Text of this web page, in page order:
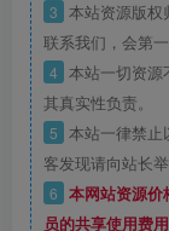
3 本站资源版权
联系我们，会第一
4 本站一切资源
其真实性负责。
5 本站一律禁止
客发现请向站长
6 本网站资源价
员的共享使用费用